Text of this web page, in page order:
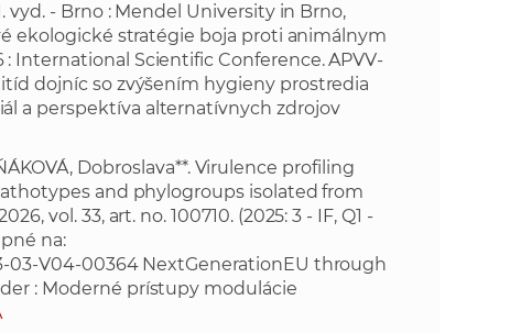
vyd. - Brno : Mendel University in Brno,
ekologické stratégie boja proti animálnym
International Scientific Conference. APVV-
dojníc so zvýšením hygieny prostredia
a perspektíva alternatívnych zdrojov
Dobroslava**. Virulence profiling
and phylogroups isolated from
vol. 33, art. no. 100710. (2025: 3 - IF, Q1 -
na:
03-V04-00364 NextGenerationEU through
: Moderné prístupy modulácie